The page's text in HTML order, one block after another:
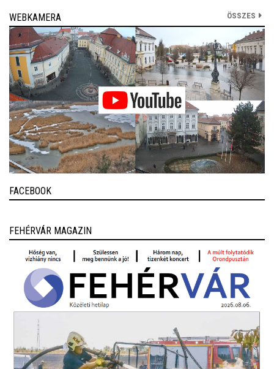
WEBKAMERA ÖSSZES
FACEBOOK
FEHÉRVÁR MAGAZIN